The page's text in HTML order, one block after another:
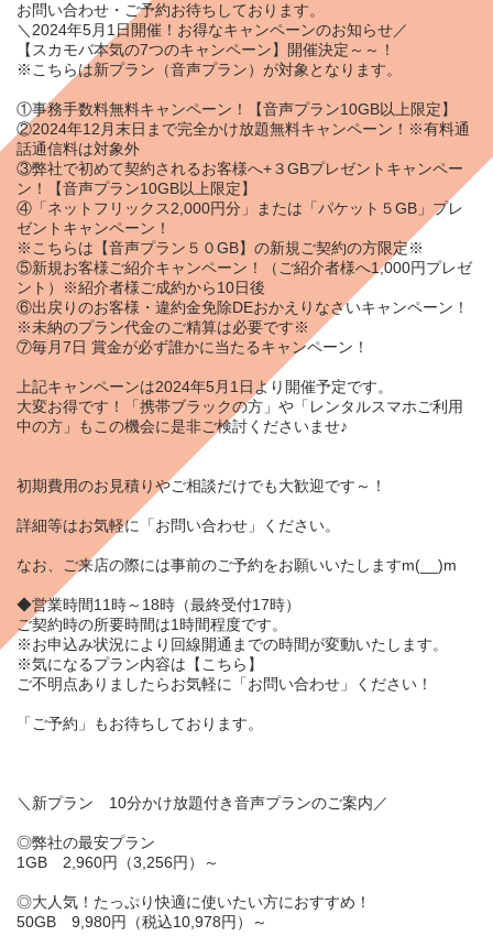
お問い合わせ・ご予約お待ちしております。
＼2024年5月1日開催！お得なキャンペーンのお知らせ／
【スカモバ本気の7つのキャンペーン】開催決定～～！
※こちらは新プラン（音声プラン）が対象となります。
①事務手数料無料キャンペーン！【音声プラン10GB以上限定】
②2024年12月末日まで完全かけ放題無料キャンペーン！※有料通
話通信料は対象外
③弊社で初めて契約されるお客様へ+３GBプレゼントキャンペー
ン！【音声プラン10GB以上限定】
④「ネットフリックス2,000円分」または「パケット５GB」プレ
ゼントキャンペーン！
※こちらは【音声プラン５０GB】の新規ご契約の方限定※
⑤新規お客様ご紹介キャンペーン！（ご紹介者様へ1,000円プレゼ
ント）※紹介者様ご成約から10日後
⑥出戻りのお客様・違約金免除DEおかえりなさいキャンペーン！
※未納のプラン代金のご精算は必要です※
⑦毎月7日 賞金が必ず誰かに当たるキャンペーン！
上記キャンペーンは2024年5月1日より開催予定です。
大変お得です！「携帯ブラックの方」や「レンタルスマホご利用
中の方」もこの機会に是非ご検討くださいませ♪
初期費用のお見積りやご相談だけでも大歓迎です～！
詳細等はお気軽に「お問い合わせ 」ください。
なお、ご来店の際には事前のご予約をお願いいたしますm(__)m
◆営業時間11時～18時（最終受付17時）
ご契約時の所要時間は1時間程度です。
※お申込み状況により回線開通までの時間が変動いたします。
※気になるプラン内容は 【こちら】
ご不明点ありましたらお気軽に「お問い合わせ 」ください！
「 ご予約 」もお待ちしております。
＼新プラン 10分かけ放題付き音声プランのご案内／
◎弊社の最安プラン
1GB 2,960円（3,256円）～
◎大人気！たっぷり快適に使いたい方におすすめ！
50GB 9,980円（税込10,978円）～